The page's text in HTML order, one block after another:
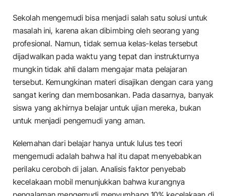
Sekolah mengemudi bisa menjadi salah satu solusi untuk
masalah ini, karena akan dibimbing oleh seorang yang
profesional. Namun, tidak semua kelas-kelas tersebut
dijadwalkan pada waktu yang tepat dan instrukturnya
mungkin tidak ahli dalam mengajar mata pelajaran
tersebut. Kemungkinan materi disajikan dengan cara yang
sangat kering dan membosankan. Pada dasarnya, banyak
siswa yang akhirnya belajar untuk ujian mereka, bukan
untuk menjadi pengemudi yang aman.
Kelemahan dari belajar hanya untuk lulus tes teori
mengemudi adalah bahwa hal itu dapat menyebabkan
perilaku ceroboh di jalan. Analisis faktor penyebab
kecelakaan mobil menunjukkan bahwa kurangnya